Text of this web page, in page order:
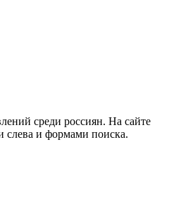
среди россиян. На сайте
слева и формами поиска.